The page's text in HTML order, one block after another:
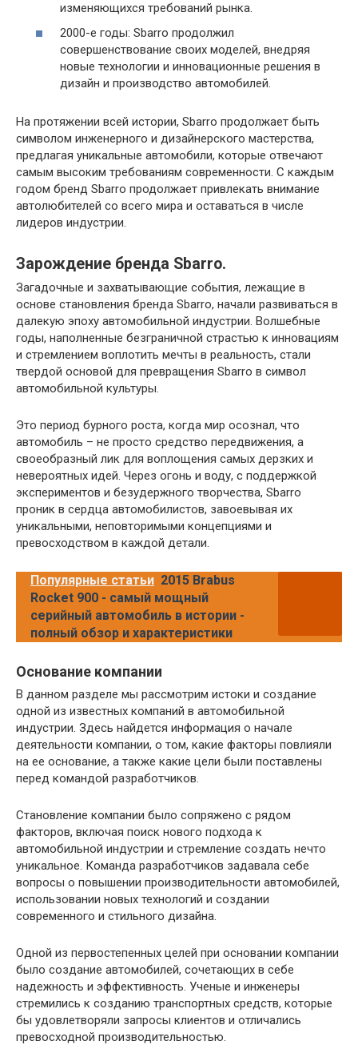
изменяющихся требований рынка.
2000-е годы: Sbarro продолжил
совершенствование своих моделей, внедряя
новые технологии и инновационные решения в
дизайн и производство автомобилей.
На протяжении всей истории, Sbarro продолжает быть
символом инженерного и дизайнерского мастерства,
предлагая уникальные автомобили, которые отвечают
самым высоким требованиям современности. С каждым
годом бренд Sbarro продолжает привлекать внимание
автолюбителей со всего мира и оставаться в числе
лидеров индустрии.
Зарождение бренда Sbarro.
Загадочные и захватывающие события, лежащие в
основе становления бренда Sbarro, начали развиваться в
далекую эпоху автомобильной индустрии. Волшебные
годы, наполненные безграничной страстью к инновациям
и стремлением воплотить мечты в реальность, стали
твердой основой для превращения Sbarro в символ
автомобильной культуры.
Это период бурного роста, когда мир осознал, что
автомобиль – не просто средство передвижения, а
своеобразный лик для воплощения самых дерзких и
невероятных идей. Через огонь и воду, с поддержкой
экспериментов и безудержного творчества, Sbarro
проник в сердца автомобилистов, завоевывая их
уникальными, неповторимыми концепциями и
превосходством в каждой детали.
Популярные статьи 2015 Brabus
Rocket 900 - самый мощный
серийный автомобиль в истории -
полный обзор и характеристики
Основание компании
В данном разделе мы рассмотрим истоки и создание
одной из известных компаний в автомобильной
индустрии. Здесь найдется информация о начале
деятельности компании, о том, какие факторы повлияли
на ее основание, а также какие цели были поставлены
перед командой разработчиков.
Становление компании было сопряжено с рядом
факторов, включая поиск нового подхода к
автомобильной индустрии и стремление создать нечто
уникальное. Команда разработчиков задавала себе
вопросы о повышении производительности автомобилей,
использовании новых технологий и создании
современного и стильного дизайна.
Одной из первостепенных целей при основании компании
было создание автомобилей, сочетающих в себе
надежность и эффективность. Ученые и инженеры
стремились к созданию транспортных средств, которые
бы удовлетворяли запросы клиентов и отличались
превосходной производительностью.